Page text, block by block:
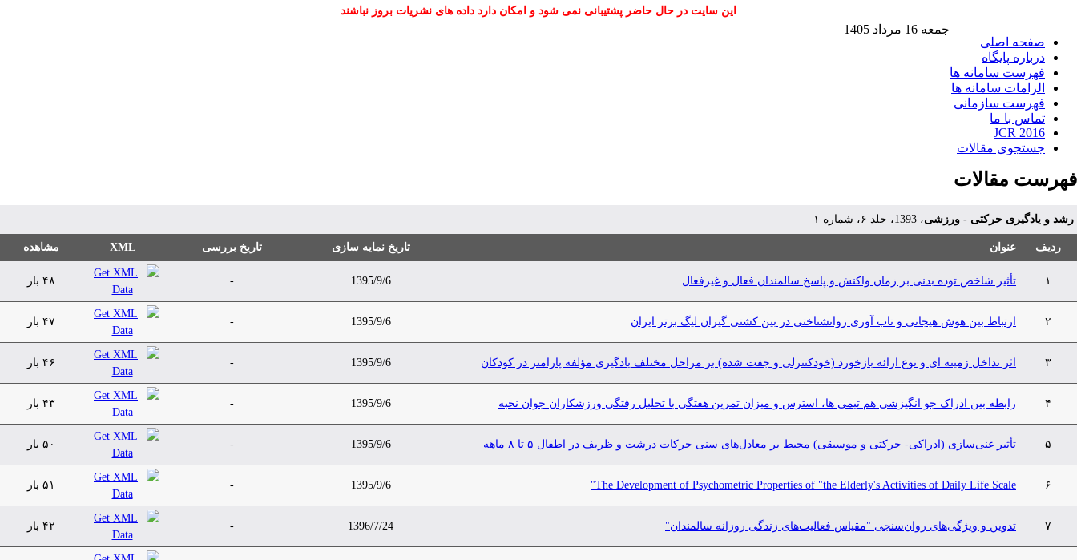
این سایت در حال حاضر پشتیبانی نمی شود و امکان دارد داده های نشریات بروز نباشند
صفحه اصلی
درباره پایگاه
فهرست سامانه ها
الزامات سامانه ها
فهرست سازمانی
تماس با ما
JCR 2016
جستجوی مقالات
جمعه 16 مرداد 1405
فهرست مقالات
رشد و یادگیری حرکتی - ورزشی، 1393، جلد ۶، شماره ۱
ردیف عنوان تاریخ نمایه سازی تاریخ بررسی XML مشاهده
۱ تأثیر شاخص توده بدنی بر زمان واکنش و پاسخ سالمندان فعال و غیرفعال 1395/9/6
- ۴۸ بار
۲ ارتباط بین هوش هیجانی و تاب آوری روانشناختی در بین کشتی گیران لیگ برتر ایران 1395/9/6
- ۴۷ بار
۳ اثر تداخل زمینه ای و نوع ارائه بازخورد (خودکنترلی و جفت شده) بر مراحل مختلف یادگیری مؤلفه پارامتر در کودکان 1395/9/6
- ۴۶ بار
۴ رابطه بین ادراک جو انگیزشی هم تیمی ها، استرس و میزان تمرین هفتگی با تحلیل رفتگی ورزشکاران جوان نخبه 1395/9/6
- ۴۳ بار
۵ تأثیر‌ غنی‌سازی (ادراکی- حرکتی و موسیقی) محیط بر معادل‌های سنی حرکات درشت و ظریف در اطفال ۵ تا ۸ ماهه 1395/9/6
- ۵۰ بار
۶ The Development of Psychometric Properties of "the Elderly's Activities of Daily Life Scale"
1395/9/6
- ۵۱ بار
۷ تدوین و ویژگی‌های روان‌سنجی "مقیاس فعالیت‌های زندگی روزانه سالمندان" 1396/7/24
- ۴۲ بار